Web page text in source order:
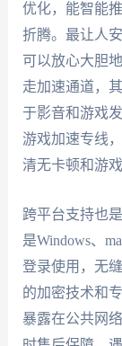
优化，能智能
折腾。最让人
可以放心大胆
走加速通道，
于影音和游戏
游戏加速专线
清无卡顿和游
跨平台支持也
是Windows、
登录使用，无
的加密技术和
暴露在公共网